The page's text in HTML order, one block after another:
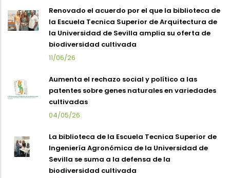
Renovado el acuerdo por el que la biblioteca de
la Escuela Tecnica Superior de Arquitectura de
la Universidad de Sevilla amplia su oferta de
biodiversidad cultivada
11/06/26
Aumenta el rechazo social y político a las
patentes sobre genes naturales en variedades
cultivadas
04/05/26
La biblioteca de la Escuela Tecnica Superior de
Ingeniería Agronómica de la Universidad de
Sevilla se suma a la defensa de la
biodiversidad cultivada